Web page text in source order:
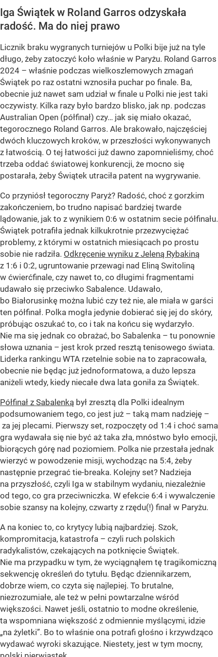
Iga Świątek w Roland Garros odzyskała
radość. Ma do niej prawo
Licznik braku wygranych turniejów u Polki bije już na tyle
długo, żeby zatoczyć koło właśnie w Paryżu. Roland Garros
2024 – właśnie podczas wielkoszlemowych zmagań
Świątek po raz ostatni wznosiła puchar po finale. Ba,
obecnie już nawet sam udział w finale u Polki nie jest taki
oczywisty. Kilka razy było bardzo blisko, jak np. podczas
Australian Open (półfinał) czy… jak się miało okazać,
tegorocznego Roland Garros. Ale brakowało, najczęściej
dwóch kluczowych kroków, w przeszłości wykonywanych
z łatwością. O tej łatwości już dawno zapomnieliśmy, choć
trzeba oddać światowej konkurencji, że mocno się
postarała, żeby Świątek utraciła patent na wygrywanie.
Co przyniósł tegoroczny Paryż? Radość, choć z gorzkim
zakończeniem, bo trudno napisać bardziej twarde
lądowanie, jak to z wynikiem 0:6 w ostatnim secie półfinału.
Świątek potrafiła jednak kilkukrotnie przezwyciężać
problemy, z którymi w ostatnich miesiącach po prostu
sobie nie radziła. Odkręcenie wyniku z Jeleną Rybakiną
z 1:6 i 0:2, ugruntowanie przewagi nad Eliną Switoliną
w ćwierćfinale, czy nawet to, co długimi fragmentami
udawało się przeciwko Sabalence. Udawało,
bo Białorusinkę można lubić czy też nie, ale miała w garści
ten półfinał. Polka mogła jedynie dobierać się jej do skóry,
próbując oszukać to, co i tak na końcu się wydarzyło.
Nie ma się jednak co obrażać, bo Sabalenka – tu ponownie
słowa uznania – jest krok przed resztą tenisowego świata.
Liderka rankingu WTA rzetelnie sobie na to zapracowała,
obecnie nie będąc już jednoformatowa, a dużo lepsza
aniżeli wtedy, kiedy niecałe dwa lata goniła za Świątek.
Półfinał z Sabalenką był zresztą dla Polki idealnym
podsumowaniem tego, co jest już – taką mam nadzieję –
za jej plecami. Pierwszy set, rozpoczęty od 1:4 i choć sama
gra wydawała się nie być aż taka zła, mnóstwo było emocji,
biorących górę nad poziomiem. Polka nie przestała jednak
wierzyć w powodzenie misji, wychodząc na 5:4, żeby
następnie przegrać tie-breaka. Kolejny set? Nadzieja
na przyszłość, czyli Iga w stabilnym wydaniu, niezależnie
od tego, co gra przeciwniczka. W efekcie 6:4 i wywalczenie
sobie szansy na kolejny, czwarty z rzędu(!) finał w Paryżu.
A na koniec to, co krytycy lubią najbardziej. Szok,
kompromitacja, katastrofa – czyli ruch polskich
radykalistów, czekających na potknięcie Świątek.
Nie ma przypadku w tym, że wyciągnąłem tę tragikomiczną
sekwencję określeń do tytułu. Będąc dziennikarzem,
dobrze wiem, co czyta się najlepiej. To brutalne,
niezrozumiałe, ale też w pełni powtarzalne wśród
większości. Nawet jeśli, ostatnio to modne określenie,
ta wspomniana większość z odmiennie myślącymi, idzie
„na żyletki”. Bo to właśnie ona potrafi głośno i krzywdząco
wydawać wyroki skazujące. Niestety, jest w tym mocny,